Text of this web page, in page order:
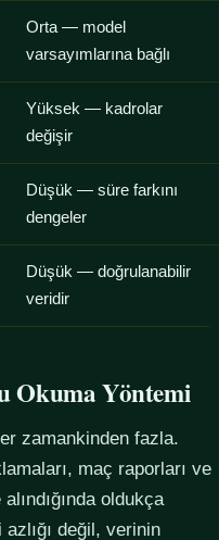
Orta — model
varsayımlarına bağlı
Yüksek — kadrolar
değişir
Düşük — süre farkını
dengeler
Düşük — doğrulanabilir
veridir
Okuma Yöntemi
zamankinden fazla.
maç raporları ve
oldukça
değil, verinin